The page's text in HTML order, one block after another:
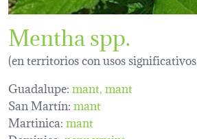
Mentha spp.
(en territorios con usos
Guadalupe:mant mant
San Martín:mant
Martinica:mant